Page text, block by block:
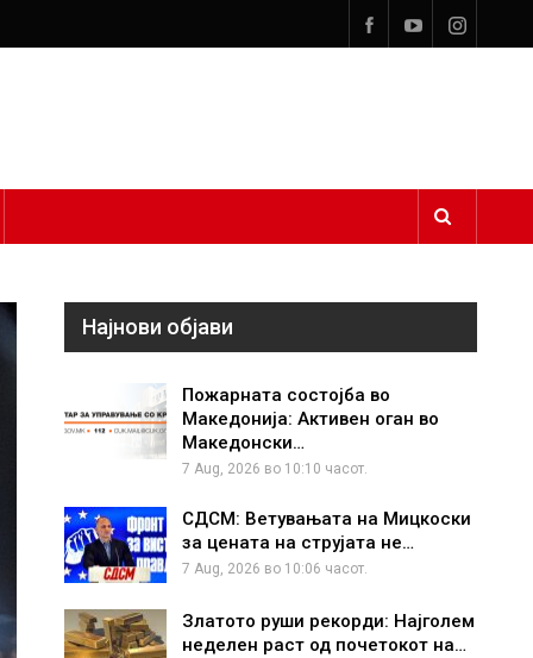
Најнови објави
Пожарната состојба во
Македонија: Активен оган во
Македонски…
7 Aug, 2026 во 10:10 часот.
СДСМ: Ветувањата на Мицкоски
за цената на струјата не…
7 Aug, 2026 во 10:06 часот.
Златото руши рекорди: Најголем
неделен раст од почетокот на…